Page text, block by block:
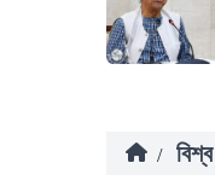
/ বিশ্ব